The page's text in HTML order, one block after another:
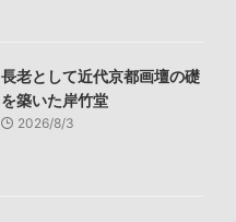
長老として近代京都画壇の礎
を築いた岸竹堂
2026/8/3